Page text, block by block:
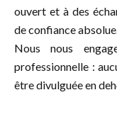
ouvert et à des
de confiance absolue.
Nous nous
professionnelle :
être divulguée en